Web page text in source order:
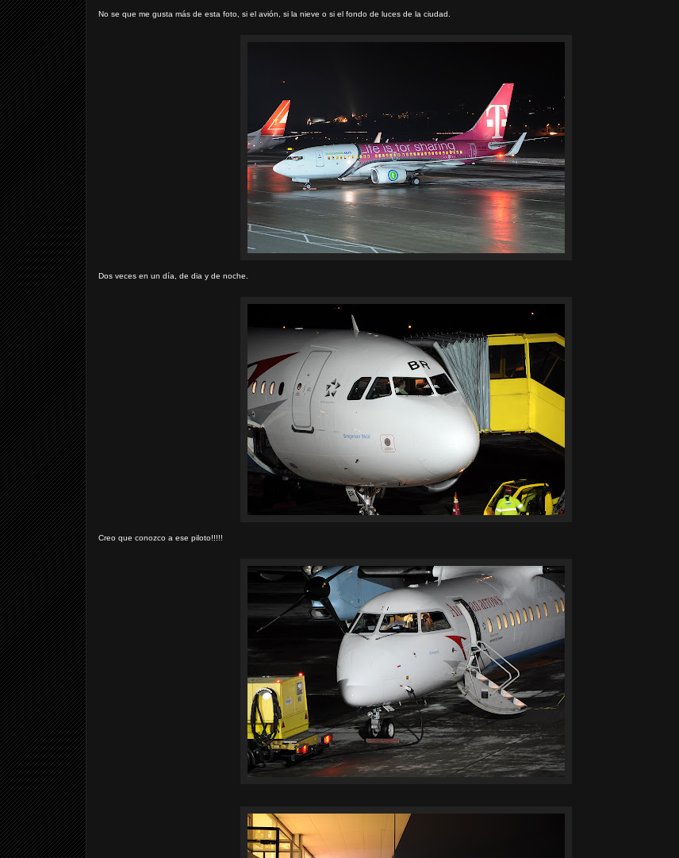
No se que me gusta más de esta foto, si el avión, si la nieve o si el fondo de luces de la ciudad.
Dos veces en un día, de dia y de noche.
Creo que conozco a ese piloto!!!!!